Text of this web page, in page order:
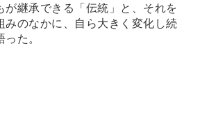
継承できる「伝統」と、それを
みのなかに、自ら大きく変化し続
た。